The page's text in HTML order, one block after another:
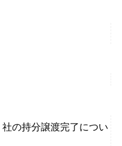
社の持分譲渡完了につい